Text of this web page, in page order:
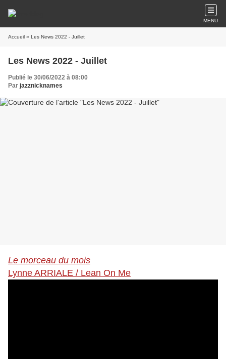
MENU
Accueil » Les News 2022 - Juillet
Les News 2022 - Juillet
Publié le 30/06/2022 à 08:00
Par jazznicknames
Le morceau du mois
Lynne ARRIALE / Lean On Me